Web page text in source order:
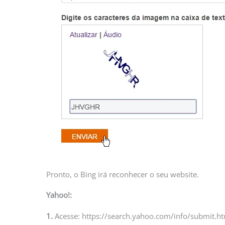
Pronto, o Bing irá reconhecer o seu website.
Yahoo!:
1. Acesse: https://search.yahoo.com/info/